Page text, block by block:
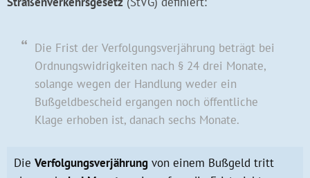
Die Frist der Verfolgungsverjährung beträgt bei
Ordnungswidrigkeiten nach § 24 drei Monate,
solange wegen der Handlung weder ein
Bußgeldbescheid ergangen noch öffentliche
Klage erhoben ist, danach sechs Monate.
Die Verfolgungsverjährung von einem Bußgeld tritt